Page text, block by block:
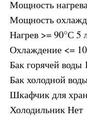
Мощность
Мощность
Нагрев >= 90°С 5
Охлаждение <=
Бак горячей воды
Бак холодной
Шкафчик для
Холодильник Нет